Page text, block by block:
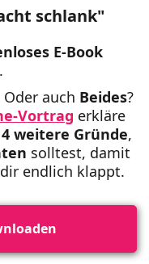
schlank"
E-Book
Oder auch Beides?
Vortrag erkläre
4 weitere Gründe,
solltest, damit
endlich klappt.